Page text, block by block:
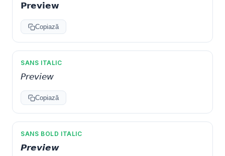
𝗣𝗿𝗲𝘃𝗶𝗲𝘄
Copiază
SANS ITALIC
𝘗𝘳𝘦𝘷𝘪𝘦𝘸
Copiază
SANS BOLD ITALIC
𝙋𝙧𝙚𝙫𝙞𝙚𝙬